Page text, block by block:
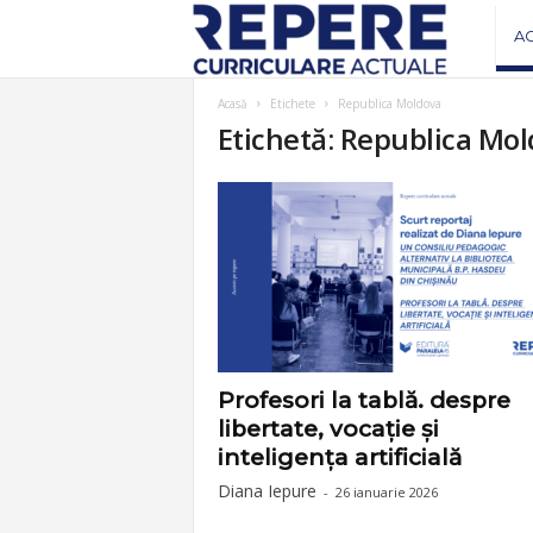
v
s
Acasă Etichete Republica Moldova
Etichetă: Republica
Profesori la tablă. despre
libertate, vocație și
inteligența artificială
Diana Iepure - 26 ianuarie 2026